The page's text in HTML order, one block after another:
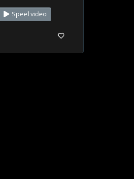
Speel video